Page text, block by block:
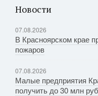
Новости
07.08.2026
В Красноярском крае
пожаров
07.08.2026
Малые предприятия
получить до 30 млн